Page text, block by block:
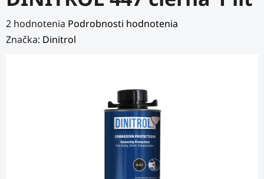
Priemerné
hodnotenie
2 hodnotenia Podrobnosti hodnotenia
Značka: Dinitrol